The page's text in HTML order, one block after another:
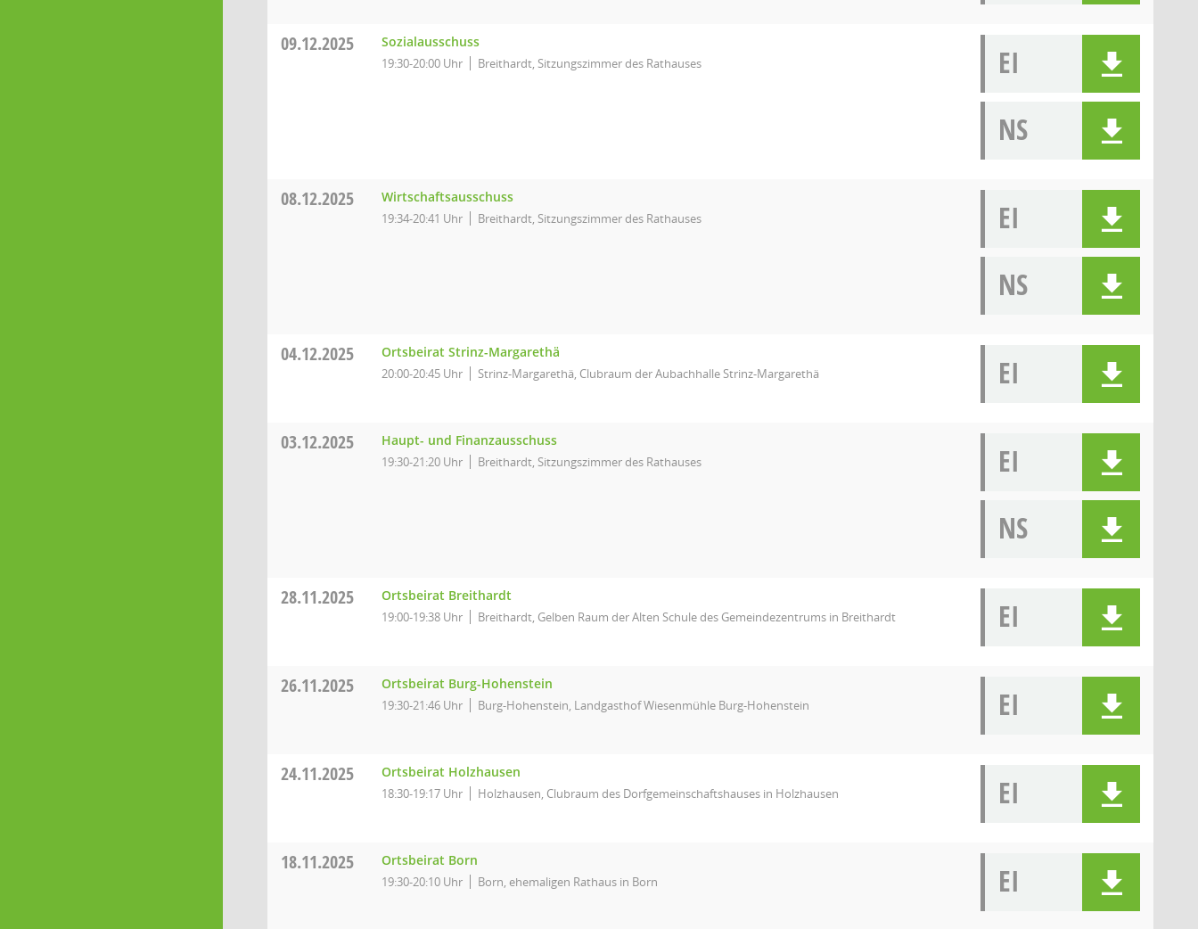
09.12.2025 Sozialausschuss
19:30-20:00 Uhr Breithardt, Sitzungszimmer des Rathauses
EI
NS
08.12.2025 Wirtschaftsausschuss
19:34-20:41 Uhr Breithardt, Sitzungszimmer des Rathauses
EI
NS
04.12.2025 Ortsbeirat Strinz-Margarethä
20:00-20:45 Uhr Strinz-Margarethä, Clubraum der Aubachhalle Strinz-Margarethä EI
03.12.2025 Haupt- und Finanzausschuss
19:30-21:20 Uhr Breithardt, Sitzungszimmer des Rathauses
EI
NS
28.11.2025 Ortsbeirat Breithardt
19:00-19:38 Uhr Breithardt, Gelben Raum der Alten Schule des Gemeindezentrums in Breithardt EI
26.11.2025 Ortsbeirat Burg-Hohenstein
19:30-21:46 Uhr Burg-Hohenstein, Landgasthof Wiesenmühle Burg-Hohenstein EI
24.11.2025 Ortsbeirat Holzhausen
18:30-19:17 Uhr Holzhausen, Clubraum des Dorfgemeinschaftshauses in Holzhausen EI
18.11.2025 Ortsbeirat Born
19:30-20:10 Uhr Born, ehemaligen Rathaus in Born EI